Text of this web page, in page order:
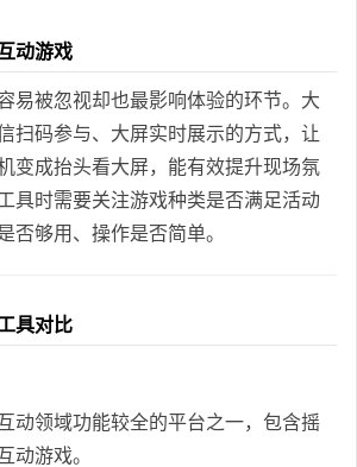
动游戏
易被忽视却也最影响体验的环节。大
扫码参与、大屏实时展示的方式，让
变成抬头看大屏，能有效提升现场氛
具时需要关注游戏种类是否满足活动
否够用、操作是否简单。
具对比
动领域功能较全的平台之一，包含摇
动游戏。